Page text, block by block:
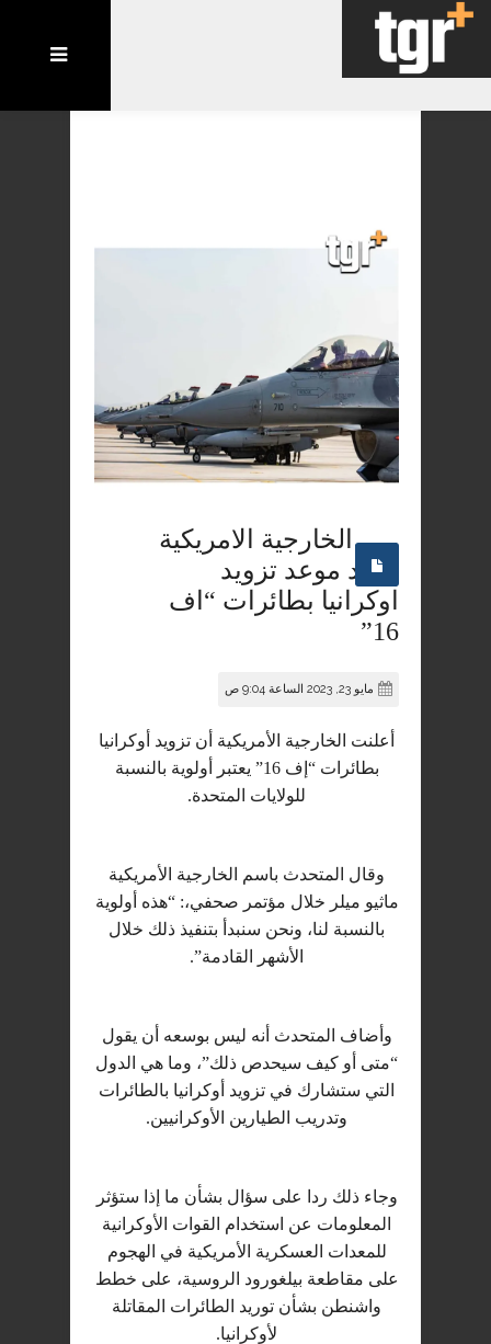
الخارجية الامريكية
تحدد موعد تزويد
اوكرانيا بطائرات “اف
16”
مايو 23, 2023 الساعة 9:04 ص
أعلنت الخارجية الأمريكية أن تزويد أوكرانيا
بطائرات “إف 16” يعتبر أولوية بالنسبة
للولايات المتحدة.
وقال المتحدث باسم الخارجية الأمريكية
ماثيو ميلر خلال مؤتمر صحفي،: “هذه أولوية
بالنسبة لنا، ونحن سنبدأ بتنفيذ ذلك خلال
الأشهر القادمة”.
وأضاف المتحدث أنه ليس بوسعه أن يقول
“متى أو كيف سيحدص ذلك”، وما هي الدول
التي ستشارك في تزويد أوكرانيا بالطائرات
وتدريب الطيارين الأوكرانيين.
وجاء ذلك ردا على سؤال بشأن ما إذا ستؤثر
المعلومات عن استخدام القوات الأوكرانية
للمعدات العسكرية الأمريكية في الهجوم
على مقاطعة بيلغورود الروسية، على خطط
واشنطن بشأن توريد الطائرات المقاتلة
ل‍أوكرانيا.